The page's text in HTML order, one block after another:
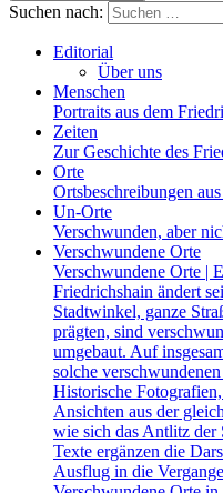
Suchen nach:
Editorial
Über uns
Menschen
Portraits aus dem
Zeiten
Zur Geschichte des
Orte
Ortsbeschreibungen
Un-Orte
Verschwunden, aber
Verschwundene Orte
Verschwundene Orte |
Friedrichshain ändert
Stadtwinkel, ganze
prägten, sind
umgebaut. Auf
solche
Historische
Ansichten aus der
wie sich das Antlitz der
Texte ergänzen die
Ausflug in die